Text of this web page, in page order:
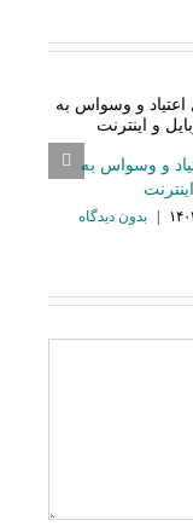
اعتیاد و وسواس به
و اینترنت
۱۴۰۴ | بدون ديدگاه